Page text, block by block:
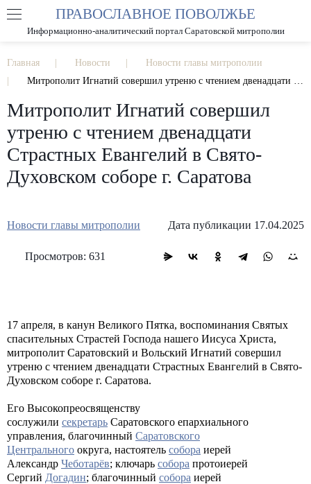
РАЗМЕР ШРИФТА А А
ПРАВОСЛАВНОЕ ПОВОЛЖЬЕ
Информационно-аналитический портал Саратовской митрополии
Главная Новости
Новости главы митрополии
Митрополит Игнатий совершил утреню с чтением двенадцати Страстных Евангелий в Свято-Духовском соборе г. Саратова
Митрополит Игнатий совершил
утреню с чтением двенадцати
Страстных Евангелий в Свято-
Духовском соборе г. Саратова
Новости главы митрополии Дата публикации 17.04.2025
Просмотров: 631
17 апреля, в канун Великого Пятка, воспоминания Святых
спасительных Страстей Господа нашего Иисуса Христа,
митрополит Саратовский и Вольский Игнатий совершил
утреню с чтением двенадцати Страстных Евангелий в Свято-
Духовском соборе г. Саратова.
Его Высокопреосвященству
сослужили секретарь Саратовского епархиального
управления, благочинный Саратовского
Центрального округа, настоятель собора иерей
Александр Чеботарёв; ключарь собора протоиерей
Сергий Догадин; благочинный собора иерей